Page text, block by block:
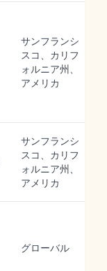
サンフランシ
スコ、カリフ
ォルニア州、
アメリカ
サンフランシ
スコ、カリフ
ォルニア州、
アメリカ
グローバル